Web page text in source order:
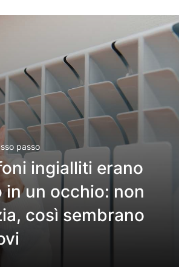
passo
ingialliti erano
in un occhio: non
così sembrano